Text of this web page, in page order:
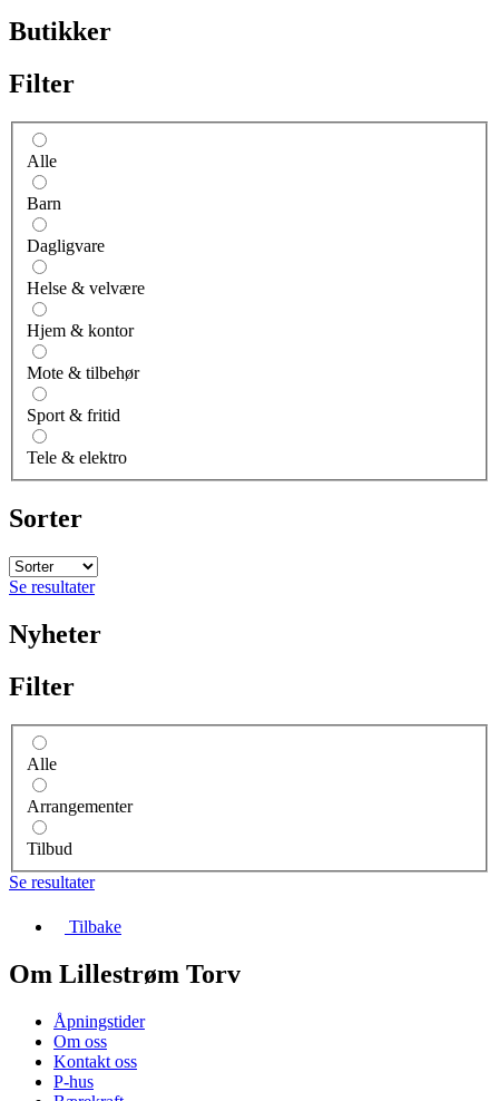
Butikker
Filter
Alle
Barn
Dagligvare
Helse & velvære
Hjem & kontor
Mote & tilbehør
Sport & fritid
Tele & elektro
Sorter
Se resultater
Nyheter
Filter
Alle
Arrangementer
Tilbud
Se resultater
Tilbake
Om Lillestrøm Torv
Åpningstider
Om oss
Kontakt oss
P-hus